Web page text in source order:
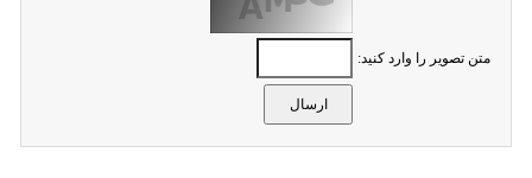
متن تصویر را وارد کنید: